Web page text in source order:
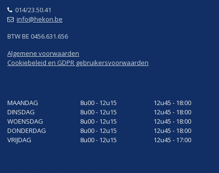
014/23.50.41
info@hekon.be
BTW BE 0456.631.656
Algemene voorwaarden
Cookiebeleid en GDPR gebruikersvoorwaarden
MAANDAG
DINSDAG
WOENSDAG
DONDERDAG
VRIJDAG
8u00 - 12u15
8u00 - 12u15
8u00 - 12u15
8u00 - 12u15
8u00 - 12u15
12u45 - 18:00
12u45 - 18:00
12u45 - 18:00
12u45 - 18:00
12u45 - 17:00